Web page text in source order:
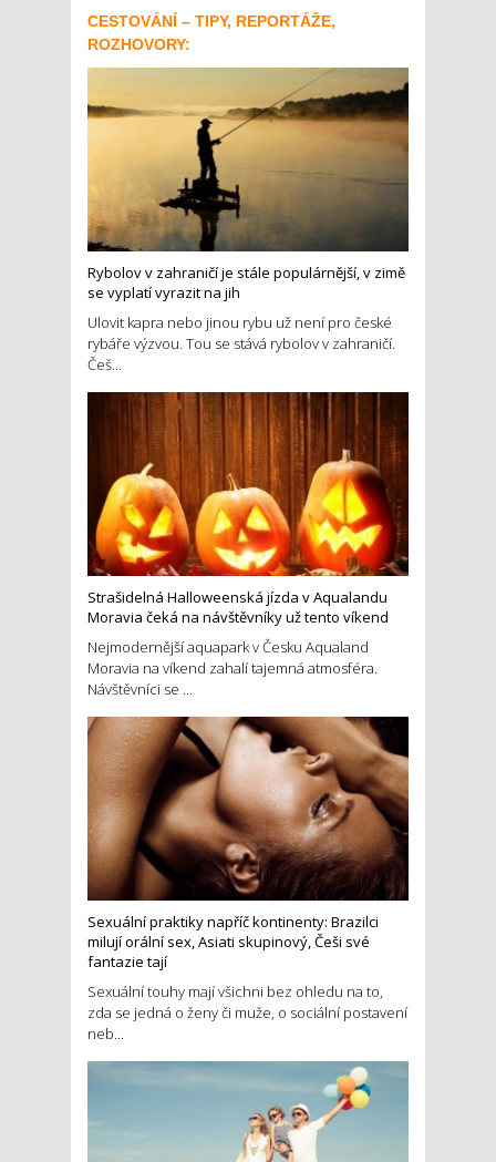
CESTOVÁNÍ – TIPY, REPORTÁŽE,
ROZHOVORY:
Rybolov v zahraničí je stále populárnější, v zimě
se vyplatí vyrazit na jih
Ulovit kapra nebo jinou rybu už není pro české
rybáře výzvou. Tou se stává rybolov v zahraničí.
Češ...
Strašidelná Halloweenská jízda v Aqualandu
Moravia čeká na návštěvníky už tento víkend
Nejmodernější aquapark v Česku Aqualand
Moravia na víkend zahalí tajemná atmosféra.
Návštěvníci se ...
Sexuální praktiky napříč kontinenty: Brazilci
milují orální sex, Asiati skupinový, Češi své
fantazie tají
Sexuální touhy mají všichni bez ohledu na to,
zda se jedná o ženy či muže, o sociální postavení
neb...